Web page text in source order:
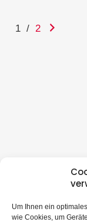
Um Ihnen ein
wie Cookies, um
1 / 2